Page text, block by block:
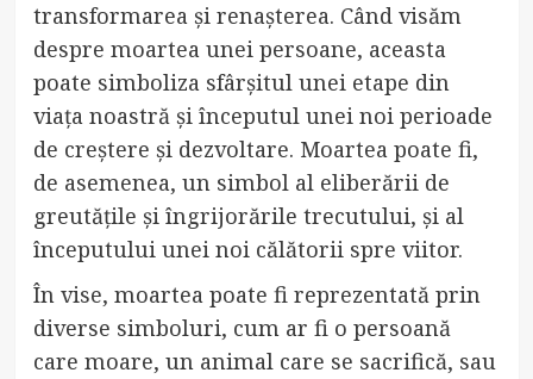
transformarea și renașterea. Când visăm
despre moartea unei persoane, aceasta
poate simboliza sfârșitul unei etape din
viața noastră și începutul unei noi perioade
de creștere și dezvoltare. Moartea poate fi,
de asemenea, un simbol al eliberării de
greutățile și îngrijorările trecutului, și al
începutului unei noi călătorii spre viitor.
În vise, moartea poate fi reprezentată prin
diverse simboluri, cum ar fi o persoană
care moare, un animal care se sacrifică, sau